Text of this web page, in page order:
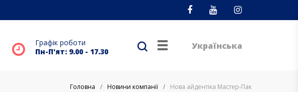
Графік роботи
Пн-П'ят: 9.00 - 17.30
Українська
Головна / Новини компанії / Нова айдентіка Мастер-Пак